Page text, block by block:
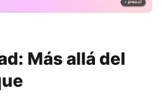
Más allá del